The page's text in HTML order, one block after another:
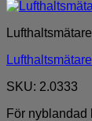
Lufthaltsmätare
SKU: 2.0333
För nyblandad